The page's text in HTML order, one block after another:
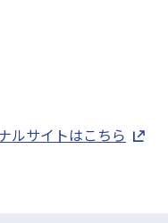
ルサイトはこちら